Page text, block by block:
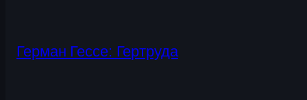
Герман Гессе: Гертруда